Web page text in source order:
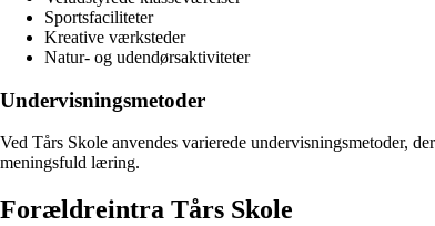
Sportsfaciliteter
Kreative værksteder
Natur- og udendørsaktiviteter
Undervisningsmetoder
Ved Tårs Skole anvendes varierede undervisningsmetoder,
meningsfuld læring.
Forældreintra Tårs Skole